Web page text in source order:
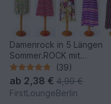
Damenrock in 5 Längen
Sommer.ROCK mit
Seitentaschen in 9 Größen
Nähanleitung mit
Schnittmuster von
firstloungeberlin
(39)
ab 2,38 € 4,99 €
FirstLoungeBerlin